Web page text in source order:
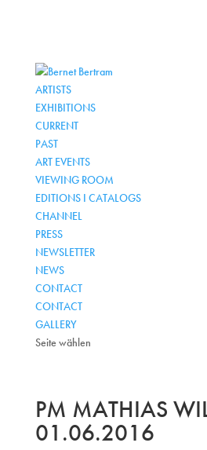
ARTISTS
EXHIBITIONS
CURRENT
PAST
ART EVENTS
VIEWING ROOM
EDITIONS I CATALOGS
CHANNEL
PRESS
NEWSLETTER
NEWS
CONTACT
CONTACT
GALLERY
Seite wählen
PM MATHIAS
01.06.2016